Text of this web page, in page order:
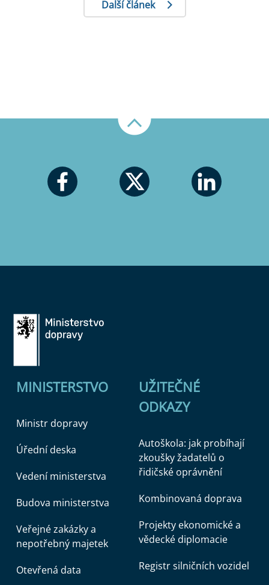
Další článek
MINISTERSTVO
Ministr dopravy
Úřední deska
Vedení ministerstva
Budova ministerstva
Veřejné zakázky a
nepotřebný majetek
Otevřená data
UŽITEČNÉ
ODKAZY
Autoškola: jak probíhají
zkoušky žadatelů o
řidičské oprávnění
Kombinovaná doprava
Projekty ekonomické a
vědecké diplomacie
Registr silničních vozidel